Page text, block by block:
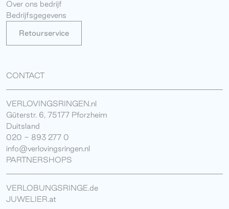
Over ons bedrijf
Bedrijfsgegevens
Retourservice
CONTACT
VERLOVINGSRINGEN.nl
Güterstr. 6, 75177 Pforzheim
Duitsland
020 - 893 277 0
info@verlovingsringen.nl
PARTNERSHOPS
VERLOBUNGSRINGE.de
JUWELIER.at